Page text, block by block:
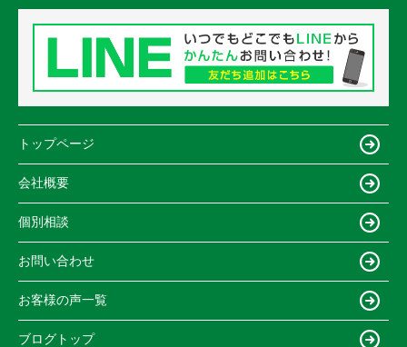
トップページ
会社概要
個別相談
お問い合わせ
お客様の声一覧
ブログトップ